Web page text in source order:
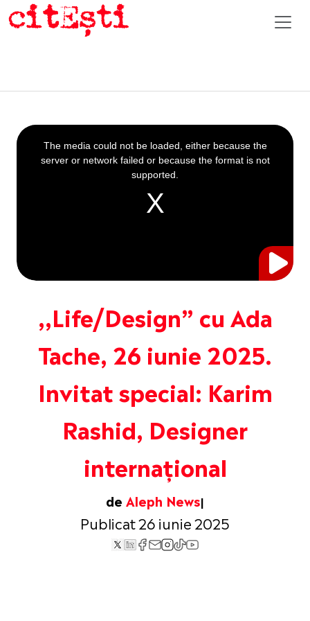
,,Life/Design” cu Ada
Tache, 26 iunie 2025.
Invitat special: Karim
Rashid, Designer
internațional
de Aleph News
Publicat 26 iunie 2025
This
is
a
The media could not be loaded, either because the
server or network failed or because the format is not
supported.